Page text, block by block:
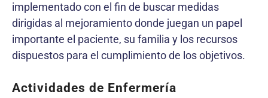
implementado con el fin de buscar medidas
dirigidas al mejoramiento donde juegan un papel
importante el paciente, su familia y los recursos
dispuestos para el cumplimiento de los objetivos.
Actividades de Enfermería